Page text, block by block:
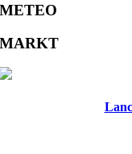
METEO
MARKT